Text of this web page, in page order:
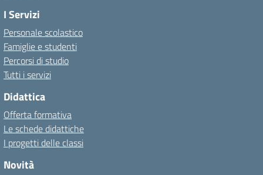
I Servizi
Personale scolastico
Famiglie e studenti
Percorsi di studio
Tutti i servizi
Didattica
Offerta formativa
Le schede didattiche
I progetti delle classi
Novità